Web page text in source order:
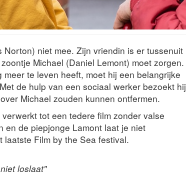
niet mee. Zijn vriendin is er tussenuit
Michael (Daniel Lemont) moet zorgen.
te leven heeft, moet hij een belangrijke
de hulp van een sociaal werker bezoekt hij
Michael zouden kunnen ontfermen.
tot een tedere film zonder valse
en de piepjonge Lamont laat je niet
Film by the Sea festival.
loslaat"